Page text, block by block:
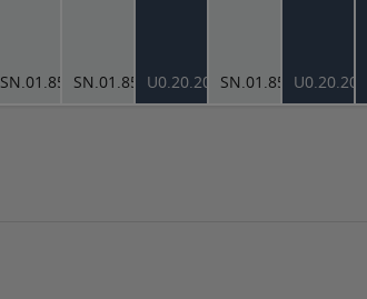
SN.01.85 SN.01.85 U0.20.20 SN.01.85 U0.20.20